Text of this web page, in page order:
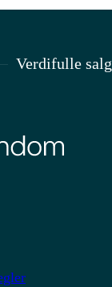
Verdifulle salg